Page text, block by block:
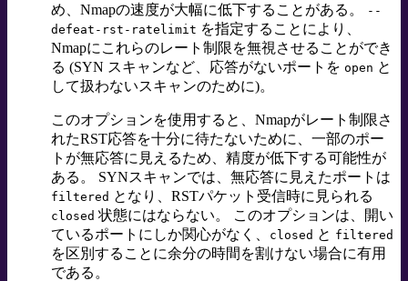
め、Nmapの速度が大幅に低下することがある。
--
defeat-rst-ratelimit を指定することにより、
Nmapにこれらのレート制限を無視させることができ
る (SYN スキャンなど、応答がないポートを open と
して扱わないスキャンのために)。
このオプションを使用すると、Nmapがレート制限さ
れたRST応答を十分に待たないために、一部のポー
トが無応答に見えるため、精度が低下する可能性が
ある。 SYNスキャンでは、無応答に見えたポートは
filtered となり、RSTパケット受信時に見られる
closed 状態にはならない。 このオプションは、開い
ているポートにしか関心がなく、
closed と filtered
を区別することに余分の時間を割けない場合に有用
である。